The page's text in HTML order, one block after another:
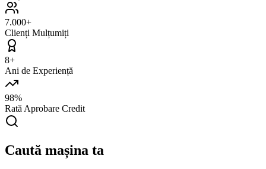
7.000+
Clienți Mulțumiți
8+
Ani de Experiență
98%
Rată Aprobare Credit
Caută mașina ta